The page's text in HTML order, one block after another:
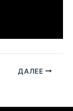
ДАЛЕЕ